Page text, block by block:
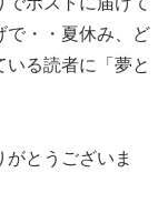
で・・夏休み、ど
る読者に「夢と
とうございま